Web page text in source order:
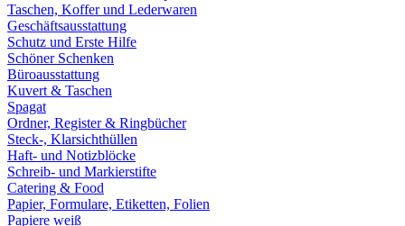
Taschen, Koffer und Lederwaren
Geschäftsausstattung
Schutz und Erste Hilfe
Schöner Schenken
Büroausstattung
Kuvert & Taschen
Spagat
Ordner, Register & Ringbücher
Steck-, Klarsichthüllen
Haft- und Notizblöcke
Schreib- und Markierstifte
Catering & Food
Papier, Formulare, Etiketten, Folien
Papiere weiß